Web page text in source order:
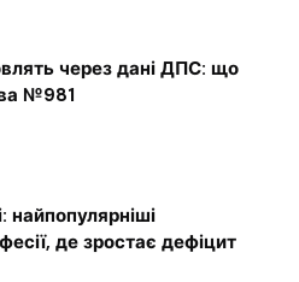
через дані ДПС: що
№981
найпопулярніші
де зростає дефіцит